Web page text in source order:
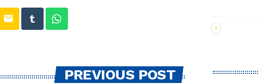
email
PREVIOUS POST